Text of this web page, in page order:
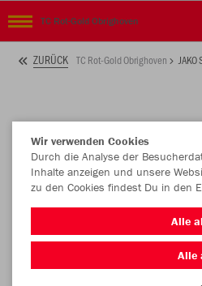
TC Rot-Gold Obrighoven
ZURÜCK TC Rot-Gold Obrighoven
Wir verwenden Cookies
Durch die Analyse der
Inhalte anzeigen und unsere
zu den Cookies findest Du in den
Alle
Alle